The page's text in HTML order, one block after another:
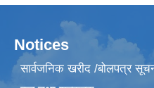
Notices
सार्वजनिक खरीद /बोलपत्र